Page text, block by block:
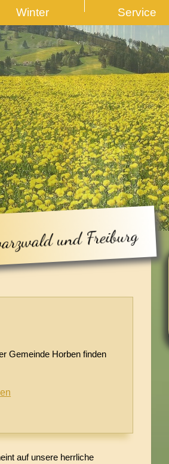
Winter Service
und Freiburg
Gemeinde Horben finden
auf unsere herrliche